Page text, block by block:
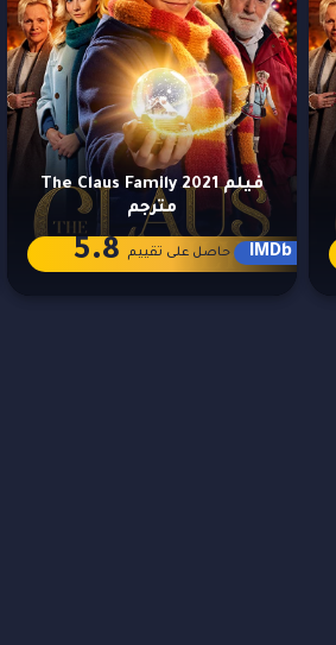
فيلم The Claus Family 2021
مترجم
IMDb حاصل على تقييم 5.8